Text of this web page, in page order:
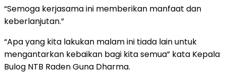
“Semoga kerjasama ini memberikan manfaat dan
keberlanjutan.”
“Apa yang kita lakukan malam ini tiada lain untuk
mengantarkan kebaikan bagi kita semua” kata Kepala
Bulog NTB Raden Guna Dharma.